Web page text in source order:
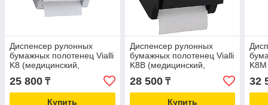
Диспенсер рулонных
бумажных полотенец Vialli
K8 (медицинский,
локтевой)
25 800 ₸
Купить
Диспенсер рулонных
бумажных полотенец Vialli
K8В (медицинский,
локтевой, чёрного цвета)
28 500₸
Купить
K8М
32